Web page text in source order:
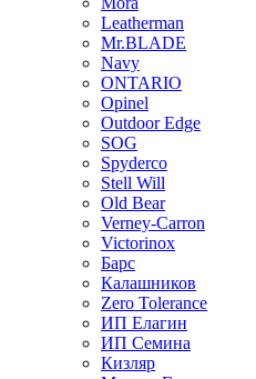
Leatherman
Mr.BLADE
Navy
ONTARIO
Opinel
Outdoor Edge
SOG
Spyderco
Stell Will
Old Bear
Verney-Carron
Victorinox
Барс
Калашников
Zero Tolerance
ИП Елагин
ИП Семина
Кизляр